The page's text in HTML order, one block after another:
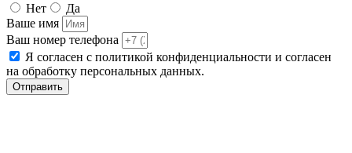
Нет
Да
Ваше имя
Ваш номер телефона
Я согласен с политикой конфиденциальности и согласен
на обработку персональных данных.
Отправить